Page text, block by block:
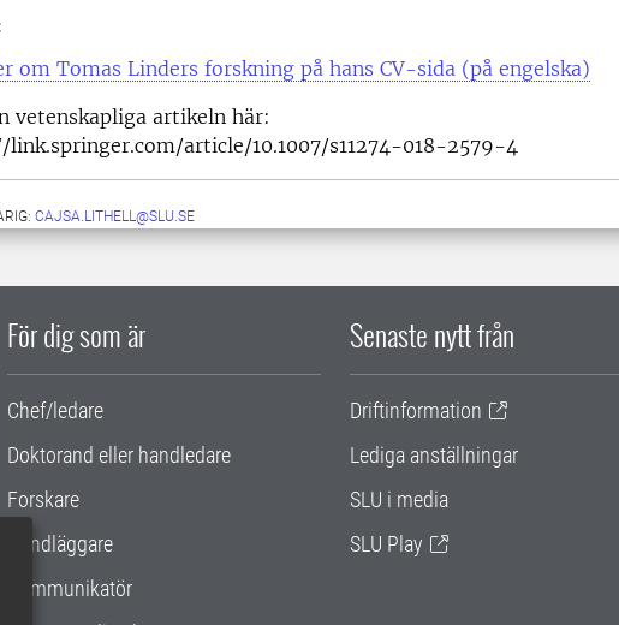
om Tomas Linders forskning på hans CV-sida (på engelska)
vetenskapliga artikeln här:
article/10.1007/s11274-018-2579-4
CAJSA.LITHELL@SLU.SE
För dig som är
Chef/ledare
Doktorand eller handledare
Forskare
Handläggare
Kommunikatör
Senaste nytt från
Driftinformation
Lediga anställningar
SLU i media
SLU Play